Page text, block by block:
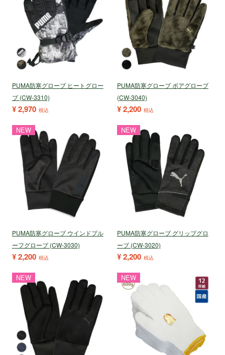
PUMA防寒グローブ ヒートグロー
ブ (CW-3310)
¥2,970 税込
PUMA防寒グローブ ボアグローブ
(CW-3040)
¥2,200 税込
NEW
PUMA防寒グローブ ウインドプル
ーフグローブ (CW-3030)
¥2,200 税込
NEW
PUMA防寒グローブ グリップグロ
ーブ (CW-3020)
¥2,200 税込
NEW NEW